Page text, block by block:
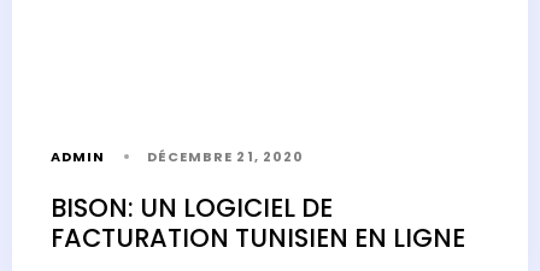
ADMIN DÉCEMBRE 21, 2020
BISON: UN LOGICIEL DE
FACTURATION TUNISIEN EN LIGNE